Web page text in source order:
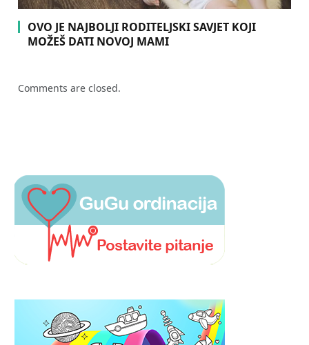
OVO JE NAJBOLJI RODITELJSKI SAVJET KOJI
MOŽEŠ DATI NOVOJ MAMI
Comments are closed.